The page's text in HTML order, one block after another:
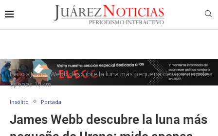
Inicio»James Webb descubre la luna más pequeña de Urano: mide
apenas 10 km
Insólito Portada
James Webb descubre la luna más